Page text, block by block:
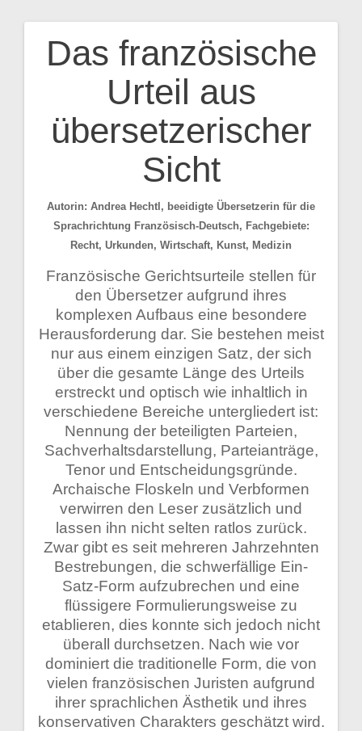
Das französische
Urteil aus
übersetzerischer
Sicht
Autorin: Andrea Hechtl, beeidigte Übersetzerin für die
Sprachrichtung Französisch-Deutsch, Fachgebiete:
Recht, Urkunden, Wirtschaft, Kunst, Medizin
Französische Gerichtsurteile stellen für
den Übersetzer aufgrund ihres
komplexen Aufbaus eine besondere
Herausforderung dar. Sie bestehen meist
nur aus einem einzigen Satz, der sich
über die gesamte Länge des Urteils
erstreckt und optisch wie inhaltlich in
verschiedene Bereiche untergliedert ist:
Nennung der beteiligten Parteien,
Sachverhaltsdarstellung, Parteianträge,
Tenor und Entscheidungsgründe.
Archaische Floskeln und Verbformen
verwirren den Leser zusätzlich und
lassen ihn nicht selten ratlos zurück.
Zwar gibt es seit mehreren Jahrzehnten
Bestrebungen, die schwerfällige Ein-
Satz-Form aufzubrechen und eine
flüssigere Formulierungsweise zu
etablieren, dies konnte sich jedoch nicht
überall durchsetzen. Nach wie vor
dominiert die traditionelle Form, die von
vielen französischen Juristen aufgrund
ihrer sprachlichen Ästhetik und ihres
konservativen Charakters geschätzt wird.
Beitragsnavigation